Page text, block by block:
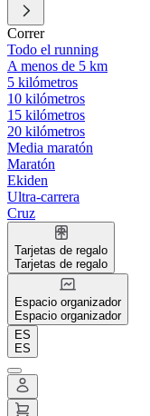
Correr
Todo el running
A menos de 5 km
5 kilómetros
10 kilómetros
15 kilómetros
20 kilómetros
Media maratón
Maratón
Ekiden
Ultra-carrera
Cruz
Tarjetas de regalo
Tarjetas de regalo
Espacio organizador
Espacio organizador
ES
ES